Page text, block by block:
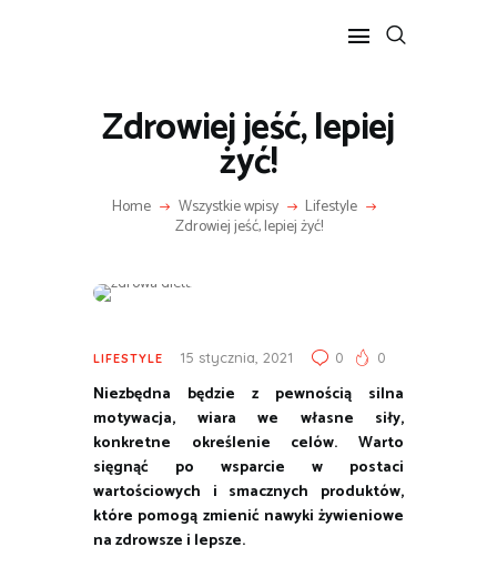
Zdrowiej jeść, lepiej
żyć!
Home Wszystkie wpisy Lifestyle
Zdrowiej jeść, lepiej żyć!
POPULARNE
BIZNES I FINANSE
IT I TECHNOLOGIE
MOTORYZACJA
LIFESTYLE 15 stycznia, 2021 0 0
Niezbędna będzie z pewnością silna
motywacja, wiara we własne siły,
konkretne określenie celów. Warto
sięgnąć po wsparcie w postaci
wartościowych i smacznych produktów,
które pomogą zmienić nawyki żywieniowe
na zdrowsze i lepsze.